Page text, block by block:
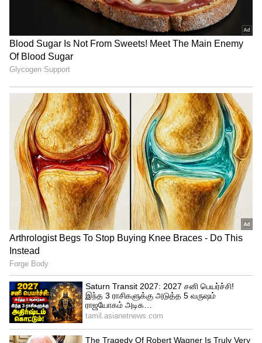
இதே போன்று ஜூனியர் மகளிர் கிரிக்கெட்
வீராங்கனைகளின் தலைமை தேர்வாளராக
இவரைத் தவிர, ராந்தேவ் போஸ்,
ஹர்விந்தர் சிங் சோதி, பதிக் படேல்,
கிருஷ்ண மோகன் ஆகியோரும் இந்த
குழுவில் இடம் பெற்றுள்ளனர். இவர்களது
தலைமையிலான குழு தான் ஒன்றாக
இணைந்து தான் வீராங்கனைகளை தேர்வு
செய்வார்கள் என்பது குறிப்பிடத்தக்கது.
ஆளாளுக்கு சொற்ப ரன்களில்
ஆட்டமிழந்த சேப்பாக்கம் சூப்பர் கில்லீஸ்!
மகளிர் தேர்வுக் குழு: